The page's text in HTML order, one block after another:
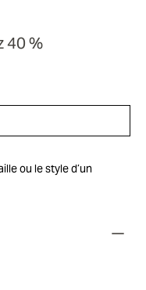
40 %
ou le style d’un